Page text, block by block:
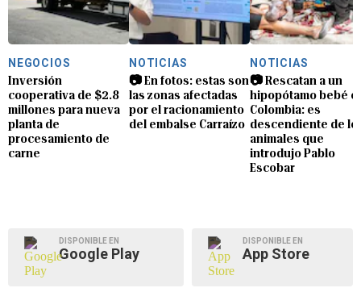
NEGOCIOS
Inversión
cooperativa de $2.8
millones para nueva
planta de
procesamiento de
carne
NOTICIAS
📷 En fotos: estas son
las zonas afectadas
por el racionamiento
del embalse Carraízo
NOTICIAS
📷 Rescatan a un
hipopótamo bebé
Colombia: es
descendiente de
animales que
introdujo Pablo
Escobar
DISPONIBLE EN
Google Play
DISPONIBLE EN
App Store